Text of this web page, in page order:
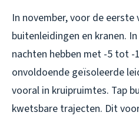
In november, voor de
buitenleidingen en kranen.
nachten hebben met -5 tot -
onvoldoende geïsoleerde
vooral in kruipruimtes. Tap
kwetsbare trajecten. Dit